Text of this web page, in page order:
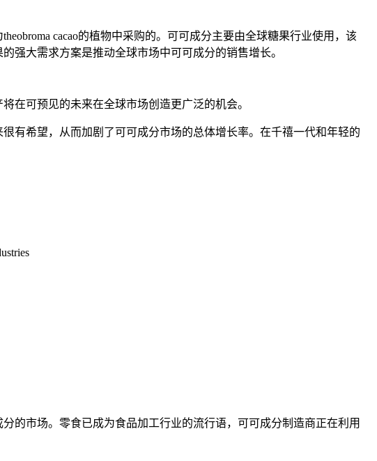
cacao的植物中采购的。可可成分主要由全球糖果行业使用，该
强大需求方案是推动全球市场中可可成分的销售增长。
在可预见的未来在全球市场创造更广泛的机会。
有希望，从而加剧了可可成分市场的总体增长率。在千禧一代和年轻的
的市场。零食已成为食品加工行业的流行语，可可成分制造商正在利用